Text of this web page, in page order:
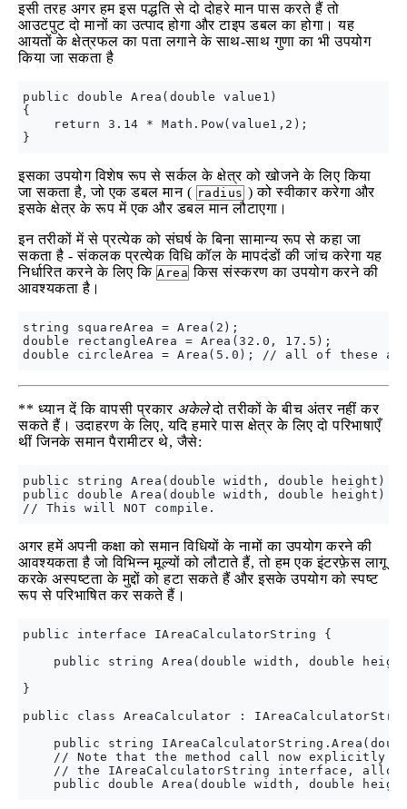
इसी तरह अगर हम इस पद्धति से दो दोहरे मान पास करते हैं तो
आउटपुट दो मानों का उत्पाद होगा और टाइप डबल का होगा। यह
आयतों के क्षेत्रफल का पता लगाने के साथ-साथ गुणा का भी उपयोग
किया जा सकता है
public double Area(double value1)
{
    return 3.14 * Math.Pow(value1,2);
इसका उपयोग विशेष रूप से सर्कल के क्षेत्र को खोजने के लिए किया
जा सकता है, जो एक डबल मान ( radius ) को स्वीकार करेगा और
इसके क्षेत्र के रूप में एक और डबल मान लौटाएगा।
इन तरीकों में से प्रत्येक को संघर्ष के बिना सामान्य रूप से कहा जा
सकता है - संकलक प्रत्येक विधि कॉल के मापदंडों की जांच करेगा यह
निर्धारित करने के लिए कि Area किस संस्करण का उपयोग करने की
आवश्यकता है।
string squareArea = Area(2);
double rectangleArea = Area(32.0, 17.5);
** ध्यान दें कि वापसी प्रकार अकेलेदो तरीकों के बीच अंतर नहीं कर
सकते हैं। उदाहरण के लिए, यदि हमारे पास क्षेत्र के लिए दो परिभाषाएँ
थीं जिनके समान पैरामीटर थे, जैसे:
public string Area(double width, double
public double Area(double width, double
अगर हमें अपनी कक्षा को समान विधियों के नामों का उपयोग करने की
आवश्यकता है जो विभिन्न मूल्यों को लौटाते हैं, तो हम एक इंटरफ़ेस लागू
करके अस्पष्टता के मुद्दों को हटा सकते हैं और इसके उपयोग को स्पष्ट
रूप से परिभाषित कर सकते हैं।
public interface IAreaCalculatorString {
public string Area(double width, double
}
public class AreaCalculator :
public string
// Note that the method call now explicitly
// the IAreaCalculatorString interface,